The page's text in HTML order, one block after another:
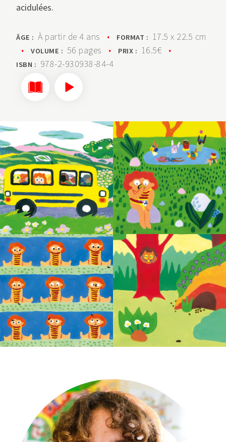
acidulées.
ÂGE : À partir de 4 ans • FORMAT : 17.5 x 22.5 cm
•
VOLUME : 56 pages • PRIX : 16.5€ •
ISBN : 978-2-930938-84-4